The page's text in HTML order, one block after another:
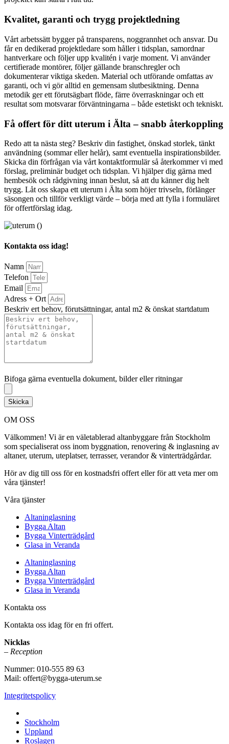
Kvalitet, garanti och trygg projektledning
Vårt arbetssätt bygger på transparens, noggrannhet och ansvar. Du
får en dedikerad projektledare som håller i tidsplan, samordnar
hantverkare och följer upp kvalitén i varje moment. Vi använder
certifierade montörer, följer gällande branschregler och
dokumenterar viktiga skeden. Material och utförande omfattas av
garanti, och vi gör alltid en gemensam slutbesiktning. Denna
metodik ger ett förutsägbart flöde, färre överraskningar och ett
resultat som motsvarar förväntningarna – både estetiskt och tekniskt.
Få offert för ditt uterum i Älta – snabb återkoppling
Redo att ta nästa steg? Beskriv din fastighet, önskad storlek, tänkt
användning (sommar eller helår), samt eventuella inspirationsbilder.
Skicka din förfrågan via vårt kontaktformulär så återkommer vi med
förslag, preliminär budget och tidsplan. Vi hjälper dig gärna med
hembesök och rådgivning innan beslut, så att du känner dig helt
trygg. Låt oss skapa ett uterum i Älta som höjer trivseln, förlänger
säsongen och tillför verkligt värde – börja med att fylla i formuläret
för offertförslag idag.
Kontakta oss idag!
Namn
Telefon
Email
Adress + Ort
Beskriv ert behov, förutsättningar, antal m2 & önskat startdatum
Bifoga gärna eventuella dokument, bilder eller ritningar
Skicka
OM OSS
Välkommen! Vi är en väletablerad altanbyggare från Stockholm
som specialiserat oss inom byggnation, renovering & inglasning av
altaner, uterum, uteplatser, terrasser, verandor & vinterträdgårdar.
Hör av dig till oss för en kostnadsfri offert eller för att veta mer om
våra tjänster!
Våra tjänster
Altaninglasning
Bygga Altan
Bygga Vinterträdgård
Glasa in Veranda
Altaninglasning
Bygga Altan
Bygga Vinterträdgård
Glasa in Veranda
Kontakta oss
Kontakta oss idag för en fri offert.
Nicklas
– Reception
Nummer: 010-555 89 63
Mail: offert@bygga-uterum.se
Integritetspolicy
Stockholm
Uppland
Roslagen